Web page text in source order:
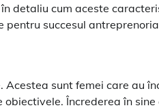
detaliu cum aceste
succesul
sunt femei care au
Încrederea în